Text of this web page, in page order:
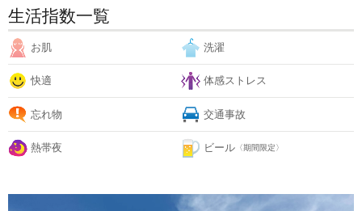
生活指数一覧
お肌 洗濯
快適 体感ストレス
忘れ物 交通事故
熱帯夜 ビール 〈期間限定〉